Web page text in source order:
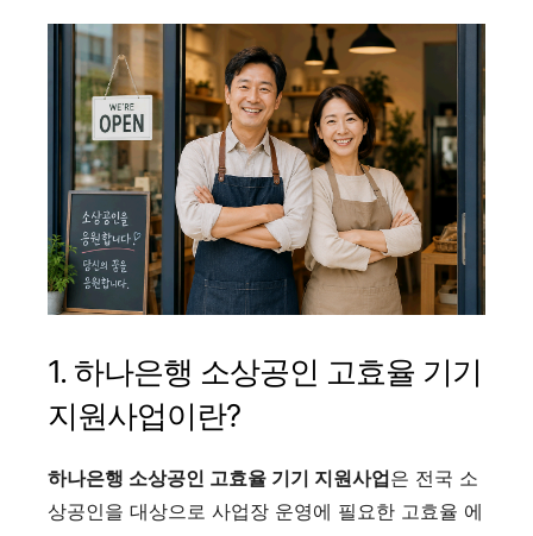
1. 하나은행 소상공인 고효율 기기
지원사업이란?
하나은행 소상공인 고효율 기기 지원사업은 전국 소
상공인을 대상으로 사업장 운영에 필요한 고효율 에